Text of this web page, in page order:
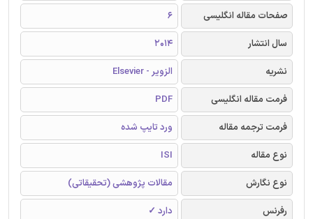
صفحات مقاله انگلیسی
6
سال انتشار
2014
نشریه
الزویر - Elsevier
فرمت مقاله انگلیسی
PDF
فرمت ترجمه مقاله
ورد تایپ شده
نوع مقاله
ISI
نوع نگارش
مقالات پژوهشی (تحقیقاتی)
رفرنس
دارد ✓